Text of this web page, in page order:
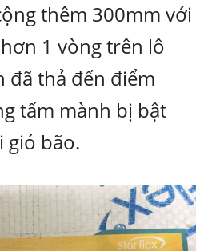
thêm 300mm với
1 vòng trên lô
đã thả đến điểm
tấm mành bị bật
gió bão.